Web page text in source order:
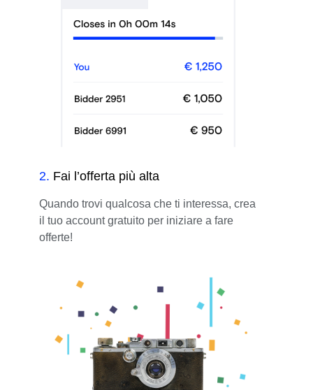
2. Fai l’offerta più alta
Quando trovi qualcosa che ti interessa, crea
il tuo account gratuito per iniziare a fare
offerte!